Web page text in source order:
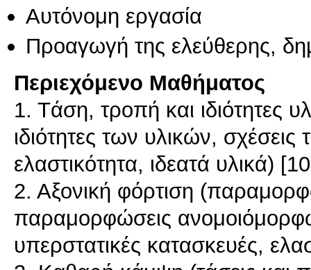
Αυτόνομη εργασία
Προαγωγή της ελεύθερης,
Περιεχόμενο Μαθήματος
1. Tάση, τροπή και ιδιότητες
ιδιότητες των υλικών,
ελαστικότητα, ιδεατά υλικά)
2. Αξονική φόρτιση
παραμορφώσεις
υπερστατικές κατασκευές,